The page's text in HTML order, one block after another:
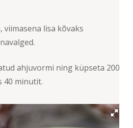
viimasena lisa kõvaks
ahjuvormi ning küpseta 200
40 minutit.